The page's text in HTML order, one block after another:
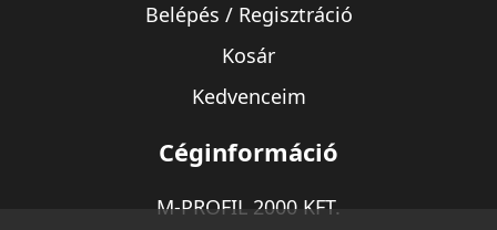
Belépés / Regisztráció
Kosár
Kedvenceim
Céginformáció
M-PROFIL 2000 KFT.